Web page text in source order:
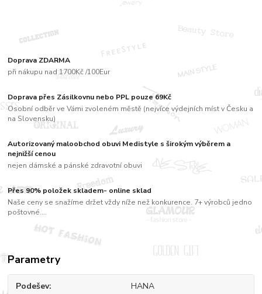
Doprava ZDARMA
při nákupu nad 1700Kč /100Eur
Doprava přes Zásilkovnu nebo PPL pouze 69Kč
Osobní odběr ve Vámi zvoleném městě (nejvíce výdejních míst v Česku a
na Slovensku)
Autorizovaný maloobchod obuvi Medistyle s širokým výběrem a
nejnižší cenou
nejen dámské a pánské zdravotní obuvi
Přes 90% položek skladem- online sklad
Naše ceny se snažíme držet vždy níže než konkurence. 7+ výrobců jedno
poštovné....
Parametry
Podešev HANA